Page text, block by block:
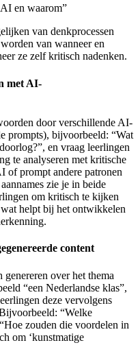
en waarom”
van denkprocessen
van wanneer en
ze zelf kritisch nadenken.
met AI-
door verschillende AI-
prompts), bijvoorbeeld: “Wat
en vraag leerlingen
te analyseren met kritische
of prompt andere patronen
zie je in beide
om kritisch te kijken
helpt bij het ontwikkelen
content
over het thema
“een Nederlandse klas”,
deze vervolgens
“Welke
zouden die voordelen in
om ‘kunstmatige